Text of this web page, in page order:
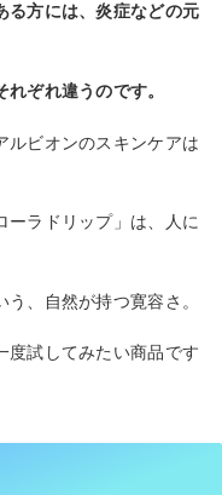
る方には、炎症などの元
ぞれ違うのです。
ルビオンのスキンケアは
ーラドリップ」は、人に
、自然が持つ寛容さ。
度試してみたい商品です